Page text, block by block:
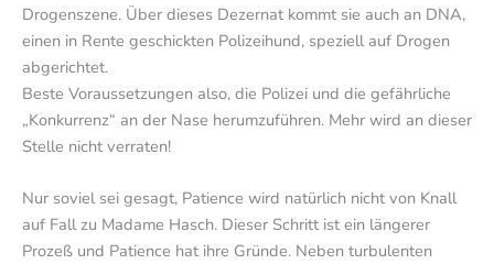
Drogenszene. Über dieses Dezernat kommt sie auch an DNA,
einen in Rente geschickten Polizeihund, speziell auf Drogen
abgerichtet.
Beste Voraussetzungen also, die Polizei und die gefährliche
„Konkurrenz“ an der Nase herumzuführen. Mehr wird an dieser
Stelle nicht verraten!
Nur soviel sei gesagt, Patience wird natürlich nicht von Knall
auf Fall zu Madame Hasch. Dieser Schritt ist ein längerer
Prozeß und Patience hat ihre Gründe. Neben turbulenten